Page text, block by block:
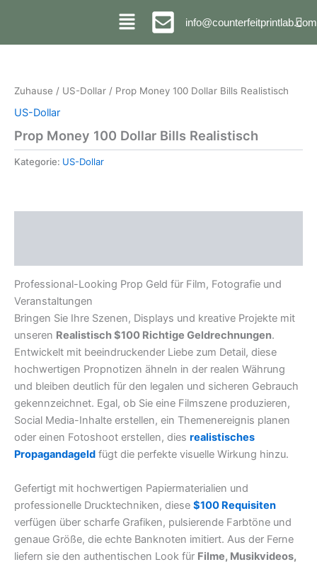
Inhalt
info@counterfeitprintlab.com
Zuhause / US-Dollar / Prop Money 100 Dollar Bills Realistisch
US-Dollar
Prop Money 100 Dollar Bills Realistisch
Kategorie: US-Dollar
Professional-Looking Prop Geld für Film, Fotografie und
Veranstaltungen
Bringen Sie Ihre Szenen, Displays und kreative Projekte mit
unseren Realistisch $100 Richtige Geldrechnungen.
Entwickelt mit beeindruckender Liebe zum Detail, diese
hochwertigen Propnotizen ähneln in der realen Währung
und bleiben deutlich für den legalen und sicheren Gebrauch
gekennzeichnet. Egal, ob Sie eine Filmszene produzieren,
Social Media-Inhalte erstellen, ein Themenereignis planen
oder einen Fotoshoot erstellen, dies realistisches
Propagandageld fügt die perfekte visuelle Wirkung hinzu.
Gefertigt mit hochwertigen Papiermaterialien und
professionelle Drucktechniken, diese $100 Requisiten
verfügen über scharfe Grafiken, pulsierende Farbtöne und
genaue Größe, die echte Banknoten imitiert. Aus der Ferne
liefern sie den authentischen Look für Filme, Musikvideos,